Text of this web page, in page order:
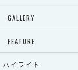
GALLERY
FEATURE
ハイライト